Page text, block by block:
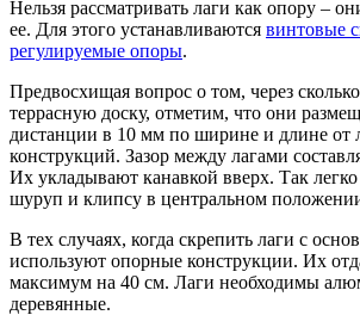
Нельзя рассматривать лаги как опору –
ее. Для этого устанавливаются винтовые
регулируемые опоры.
Предвосхищая вопрос о том, через
террасную доску, отметим, что они
дистанции в 10 мм по ширине и длине от
конструкций. Зазор между лагами
Их укладывают канавкой вверх. Так легко
шуруп и клипсу в центральном
В тех случаях, когда скрепить лаги с
используют опорные конструкции. Их
максимум на 40 см. Лаги необходимы
деревянные.